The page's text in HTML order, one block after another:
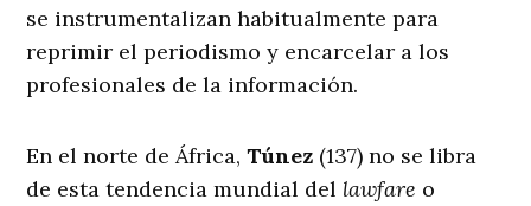
se instrumentalizan habitualmente para
reprimir el periodismo y encarcelar a los
profesionales de la información.
En el norte de África,Túnez (137) no se libra
de esta tendencia mundial del lawfare o